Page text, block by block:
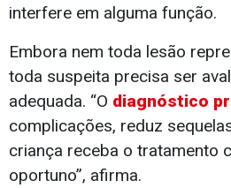
interfere em alguma função.
Embora nem toda lesão
toda suspeita precisa ser
adequada. “O diagnóstico
complicações, reduz
criança receba o tratamento
oportuno”, afirma.